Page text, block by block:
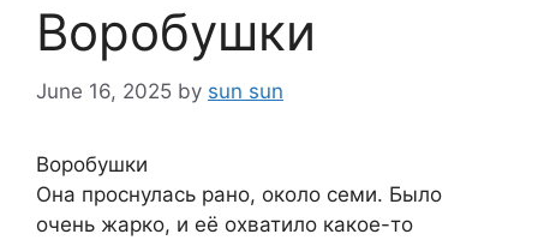
Воробушки
June 16, 2025 by sun sun
Воробушки
Она проснулась рано, около семи. Было
очень жарко, и её охватило какое-то